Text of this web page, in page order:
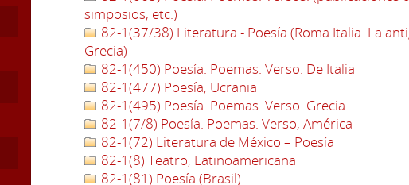
simposios, etc.)
82-1(37/38) Literatura - Poesía (Roma.Italia. La
Grecia)
82-1(450) Poesía. Poemas. Verso. De Italia
82-1(477) Poesía, Ucrania
82-1(495) Poesía. Poemas. Verso. Grecia.
82-1(7/8) Poesía. Poemas. Verso, América
82-1(72) Literatura de México – Poesía
82-1(8) Teatro, Latinoamericana
82-1(81) Poesía (Brasil)